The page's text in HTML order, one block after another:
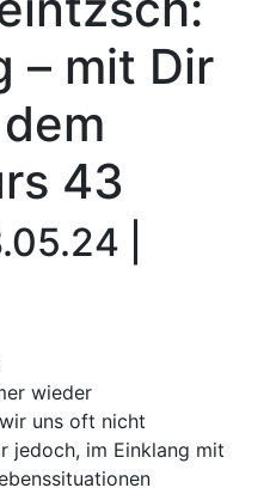
– mit Dir
43
|
wieder
uns oft nicht
jedoch, im Einklang mit